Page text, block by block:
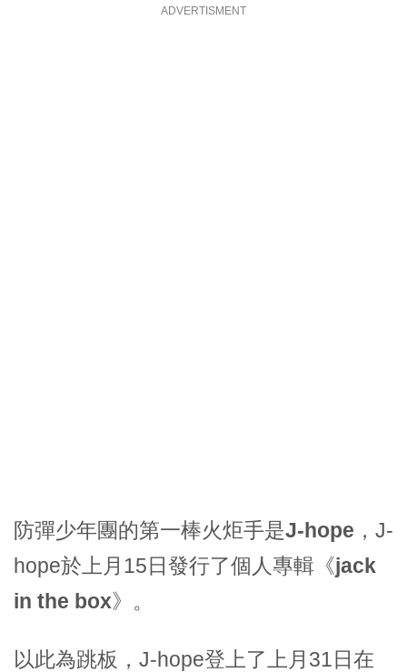
ADVERTISMENT
防彈少年團的第一棒火炬手是J-hope ，J-
hope於上月15日發行了個人專輯 《jack
in the box》 。
以此為跳板，J-hope登上了上月31日在